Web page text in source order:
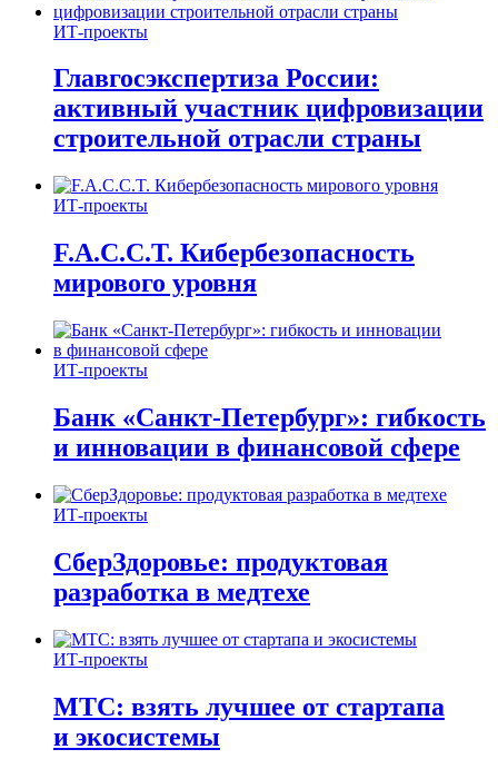
ИТ-проекты
Главгосэкспертиза России:
активный участник цифровизации
строительной отрасли страны
ИТ-проекты
F.A.C.C.T. Кибербезопасность
мирового уровня
ИТ-проекты
Банк «Санкт-Петербург»: гибкость
и инновации в финансовой сфере
ИТ-проекты
СберЗдоровье: продуктовая
разработка в медтехе
ИТ-проекты
МТС: взять лучшее от стартапа
и экосистемы